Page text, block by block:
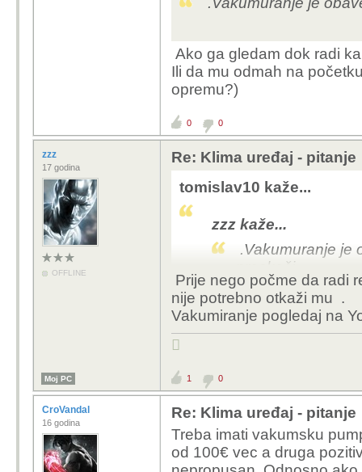
Ako ga gledam dok radi
Ili da mu odmah na
opremu?)
0 0
zzz
17 godina
OFFLINE
Re: Klima uređaj - pitanje
tomislav10 kaže...
zzz kaže...
.Vakumuranje je
preskoči .
Ako ga gledam dok
Ili da mu odmah na
Prije nego počme da radi
nije potrebno otkaži mu .
Vakumiranje pogledaj na

Moj PC 1 0
CroVandal
16 godina
Re: Klima uređaj - pitanje
Treba imati vakumsku
od 100€ vec a druga